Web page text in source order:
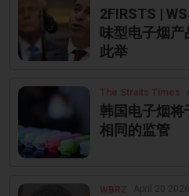
2FIRSTS |
味型电子烟
此举
The Straits Times
韩国电子烟将
相同的监管
WBRZ